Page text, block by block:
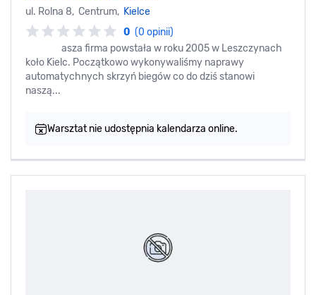
ul. Rolna 8, Centrum, Kielce
0 (0 opinii)
asza firma powstała w roku 2005 w Leszczynach
koło Kielc. Początkowo wykonywaliśmy naprawy
automatychnych skrzyń biegów co do dziś stanowi
naszą...
Warsztat nie udostępnia kalendarza online.